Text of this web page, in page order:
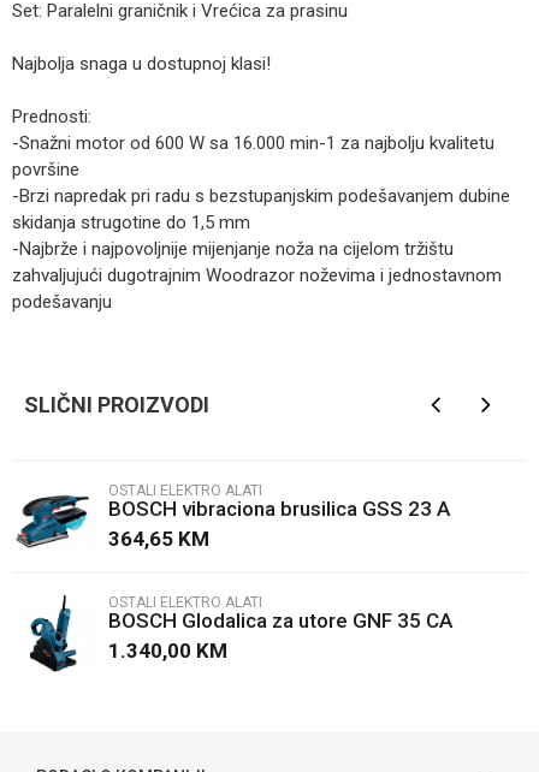
Set: Paralelni graničnik i Vrećica za prasinu
Najbolja snaga u dostupnoj klasi!
Prednosti:
-Snažni motor od 600 W sa 16.000 min-1 za najbolju kvalitetu
površine
-Brzi napredak pri radu s bezstupanjskim podešavanjem dubine
skidanja strugotine do 1,5 mm
-Najbrže i najpovoljnije mijenjanje noža na cijelom tržištu
zahvaljujući dugotrajnim Woodrazor noževima i jednostavnom
podešavanju
Poruka
SLIČNI PROIZVODI
OSTALI ELEKTRO ALATI
BOSCH vibraciona brusilica GSS 23 A
364,65 KM
OSTALI ELEKTRO ALATI
BOSCH Glodalica za utore GNF 35 CA
1.340,00 KM